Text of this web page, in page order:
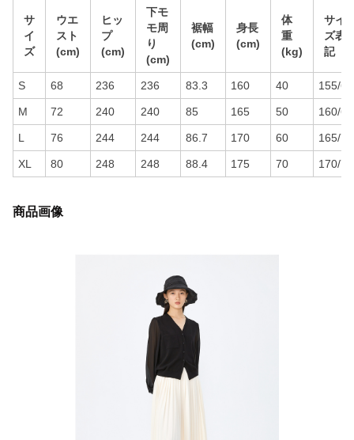
サ
イ
ズ
ウエ
スト
(cm)
ヒッ
プ
(cm)
下モ
モ周
り
(cm)
裾幅
(cm)
身長
(cm)
体
重
(kg)
サイ
ズ表
記
S 68 236 236 83.3 160 40 155/
M 72 240 240 85 165 50 160/
L 76 244 244 86.7 170 60 165/
XL 80 248 248 88.4 175 70 170/
商品画像